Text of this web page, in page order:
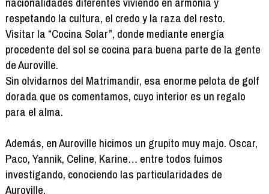
respetando la cultura, el credo y la raza del resto.
Visitar la “Cocina Solar”, donde mediante energía
procedente del sol se cocina para buena parte de la gente
de Auroville.
Sin olvidarnos del Matrimandir, esa enorme pelota de golf
dorada que os comentamos, cuyo interior es un regalo
para el alma.
Además, en Auroville hicimos un grupito muy majo. Oscar,
Paco, Yannik, Celine, Karine… entre todos fuimos
investigando, conociendo las particularidades de
Auroville.